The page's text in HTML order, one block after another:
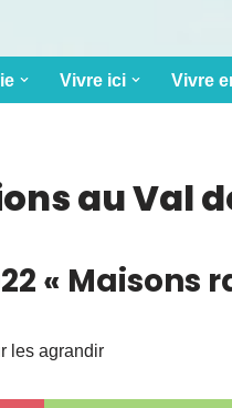
Vivre ici Vivre
au Val
« Maisons
les agrandir